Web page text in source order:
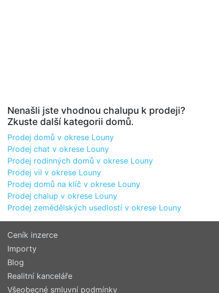
Nenašli jste vhodnou chalupu k prodeji?
Zkuste další kategorii domů.
Prodej domů v okrese Louny
Prodej chat v okrese Louny
Prodej rodinných domů v okrese Louny
Prodej vil v okrese Louny
Prodej domů na klíč v okrese Louny
Prodej chalup v okrese Louny
Prodej zemědělských usedlostí v okrese Louny
Ceník inzerce
Importy
Blog
Realitní kanceláře
Všeobecné smluvní podmínky